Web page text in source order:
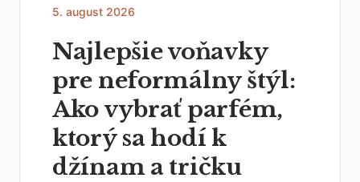
5. august 2026
Najlepšie voňavky
pre neformálny štýl:
Ako vybrať parfém,
ktorý sa hodí k
džínam a tričku